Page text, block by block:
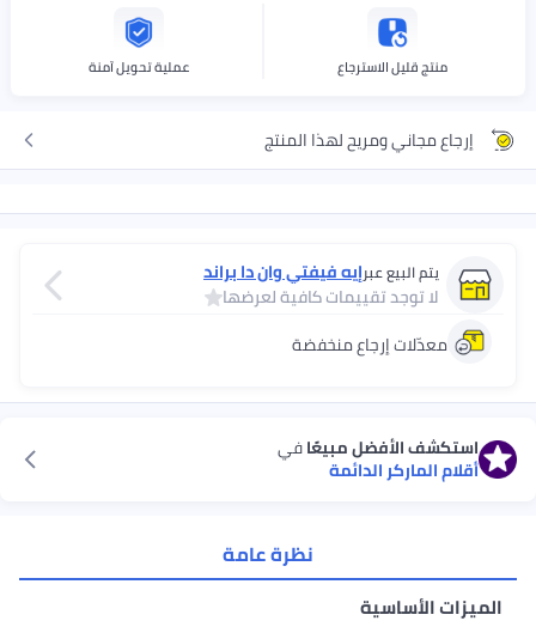
منتج قليل الاسترجاع عملية تحويل آمنة
إرجاع مجاني ومريح لهذا المنتج
يتم البيع عبرإيه فيفتي وان دا براند
لا توجد تقييمات كافية لعرضها
معدّلات إرجاع منخفضة
استكشف الأفضل مبيعًافي
أقلام الماركر الدائمة
نظرة عامة
الميزات الأساسية